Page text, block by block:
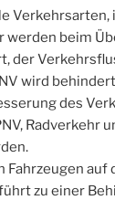
werden beim
der
wird
des
Radverkehr
Fahrzeugen auf
zu einer